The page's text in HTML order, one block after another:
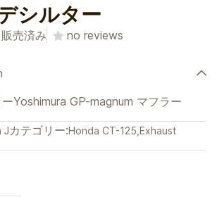
シルター
売済み no reviews
Yoshimura GP-magnum マフラー
Jカテゴリー:Honda CT-125 Exhaust